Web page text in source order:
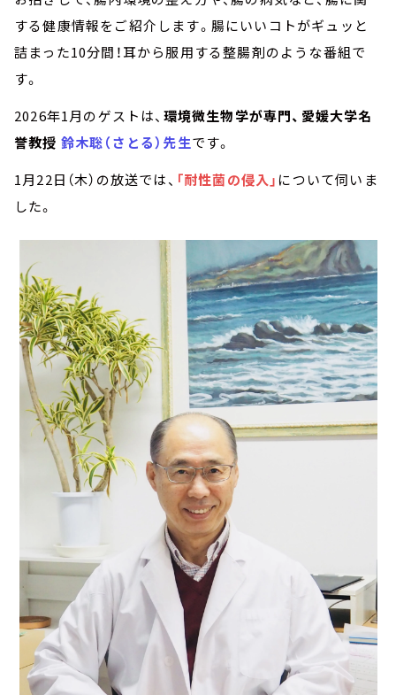
する健康情報をご紹介します。腸にいいコトがギュッと
詰まった10分間！耳から服用する整腸剤のような番組で
す。
2026年1月のゲストは、 環境微生物学が専門、愛媛大学名
誉教授 鈴木聡（さとる）先生です。
1月22日（木）の放送では、 「耐性菌の侵入」 について伺いま
した。